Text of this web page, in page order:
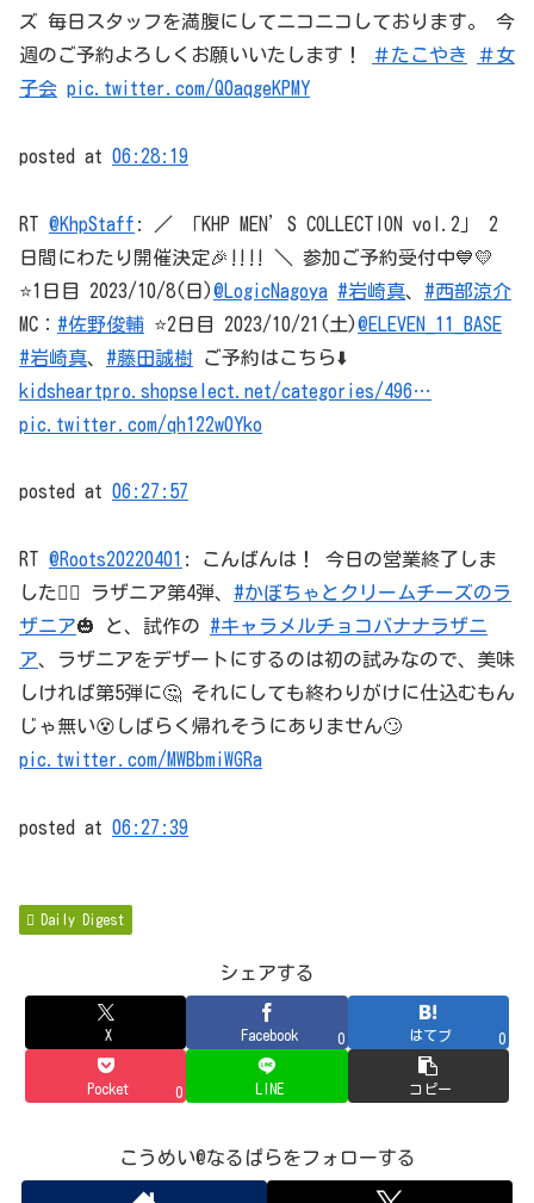
ズ 毎日スタッフを満腹にしてニコニコしております。 今
週のご予約よろしくお願いいたします！
＃たこやき
＃女
子会 pic.twitter.com/Q0aqgeKPMY
posted at 06:28:19
RT @KhpStaff : ／ 「KHP MEN’S COLLECTION vol.2」 2
日間にわたり開催決定🎉‼️‼️ ＼ 参加ご予約受付中💙💛
⭐️1日目 2023/10/8(日)@LogicNagoya #岩崎真、 #西部涼介
MC： #佐野俊輔 ⭐️2日目 2023/10/21(土)@ELEVEN_11_BASE
#岩崎真、 #藤田誠樹 ご予約はこちら⬇️
kidsheartpro.shopselect.net/categories/496…
pic.twitter.com/qh122w0Yko
posted at 06:27:57
RT @Roots20220401 : こんばんは！ 今日の営業終了しま
した🙇‍♂️ ラザニア第4弾、 #かぼちゃとクリームチーズのラ
ザニア🎃 と、試作の #キャラメルチョコバナナラザニ
ア、ラザニアをデザートにするのは初の試みなので、美味
しければ第5弾に🤔 それにしても終わりがけに仕込むもん
じゃ無い😵しばらく帰れそうにありません🙄
pic.twitter.com/MWBbmiWGRa
posted at 06:27:39
Daily Digest
シェアする
X Facebook 0 はてブ 0
Pocket 0 LINE コピー
こうめい@なるぱらをフォローする